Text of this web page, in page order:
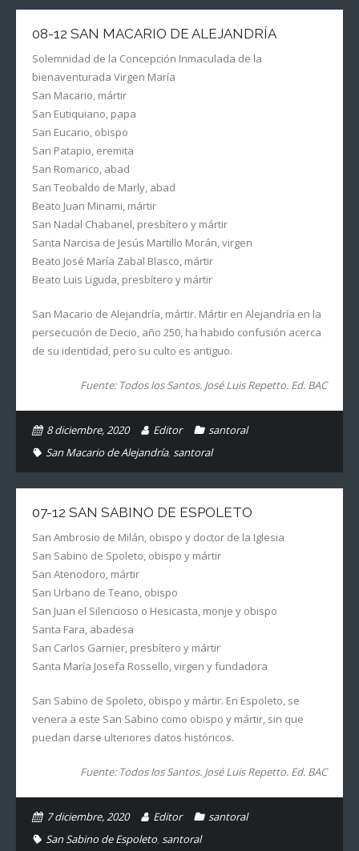
08-12 SAN MACARIO DE ALEJANDRÍA
Solemnidad de la Concepción Inmaculada de la
bienaventurada Virgen María
San Macario, mártir
San Eutiquiano, papa
San Eucario, obispo
San Patapio, eremita
San Romarico, abad
San Teobaldo de Marly, abad
Beato Juan Minami, mártir
San Nadal Chabanel, presbítero y mártir
Santa Narcisa de Jesús Martillo Morán, virgen
Beato José María Zabal Blasco, mártir
Beato Luis Liguda, presbítero y mártir
San Macario de Alejandría, mártir. Mártir en Alejandría en la
persecución de Decio, año 250, ha habido confusión acerca
de su identidad, pero su culto es antiguo.
Fuente: Todos los Santos. José Luis Repetto. Ed. BAC
8 diciembre, 2020 Editor
santoral
San Macario de Alejandría,santoral
07-12 SAN SABINO DE ESPOLETO
San Ambrosio de Milán, obispo y doctor de la Iglesia
San Sabino de Spoleto, obispo y mártir
San Atenodoro, mártir
San Urbano de Teano, obispo
San Juan el Silencioso o Hesicasta, monje y obispo
Santa Fara, abadesa
San Carlos Garnier, presbítero y mártir
Santa María Josefa Rossello, virgen y fundadora
San Sabino de Spoleto, obispo y mártir. En Espoleto, se
venera a este San Sabino como obispo y mártir, sin que
puedan darse ulteriores datos históricos.
Fuente: Todos los Santos. José Luis Repetto. Ed. BAC
7 diciembre, 2020 Editor
santoral
San Sabino de Espoleto,santoral